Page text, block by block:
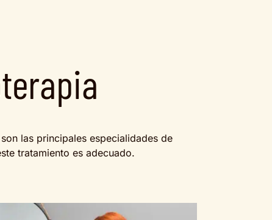
las principales especialidades de
tratamiento es adecuado.